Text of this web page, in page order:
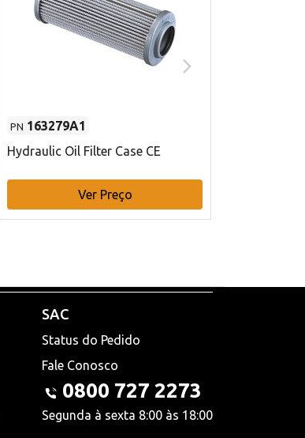
PN 163279A1
Hydraulic Oil Filter Case CE
Ver Preço
SAC
Status do Pedido
Fale Conosco
0800 727 2273
Segunda à sexta 8:00 às 18:00